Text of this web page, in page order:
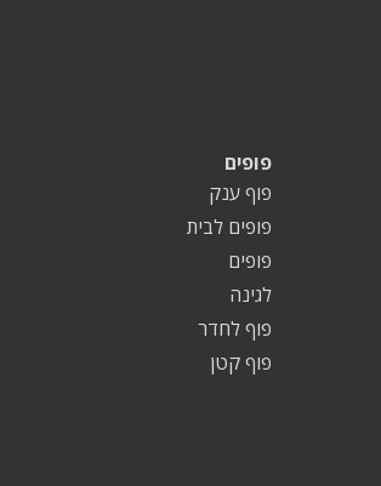
פופים
פוף ענק
פופים לבית
פופים
לגינה
פוף לחדר
פוף קטן